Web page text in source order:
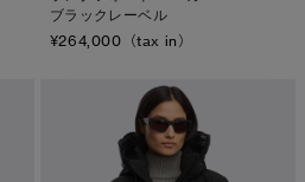
ブラックレーベル
¥264,000（tax in）